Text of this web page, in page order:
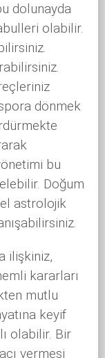
dolunayda
olabilir.
dönmek
bu
Doğum
astrolojik
ilişkiniz,
kararları
mutlu
keyif
olabilir. Bir
vermesi